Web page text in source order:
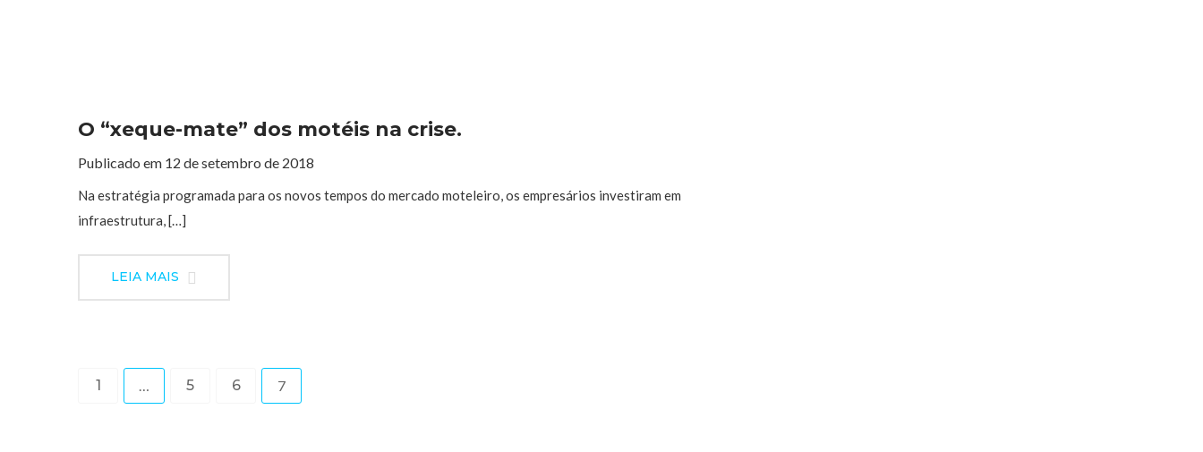
O “xeque-mate” dos motéis na crise.
Publicado em 12 de setembro de 2018
Na estratégia programada para os novos tempos do mercado moteleiro, os empresários investiram em
infraestrutura, […]
LEIA MAIS
1 5 6 7